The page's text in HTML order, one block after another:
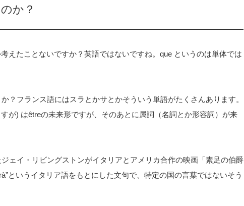
か？
考えたことないですか？英語ではないですね。que というのは単体では
？フランス語にはスラとかサとかそういう単語がたくさんあります。
が) はêtreの未来形ですが、そのあとに属詞（名詞とか形容詞）が来
ェイ・リビングストンがイタリアとアメリカ合作の映画「素足の伯爵
というイタリア語をもとにした文句で、特定の国の言葉ではないそう